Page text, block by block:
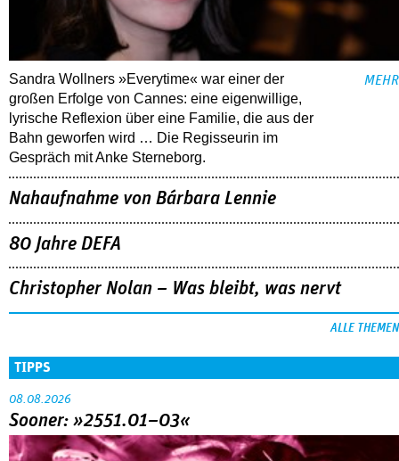
Sandra Wollners »Everytime« war einer der
großen Erfolge von Cannes: eine eigenwillige,
lyrische Reflexion über eine ­Familie, die aus der
Bahn geworfen wird … Die Regisseurin im
Gespräch mit Anke Sterneborg.
MEHR
Nahaufnahme von Bárbara Lennie
80 Jahre DEFA
Christopher Nolan – Was bleibt, was nervt
ALLE THEMEN
TIPPS
08.08.2026
Sooner: »2551.01–03«